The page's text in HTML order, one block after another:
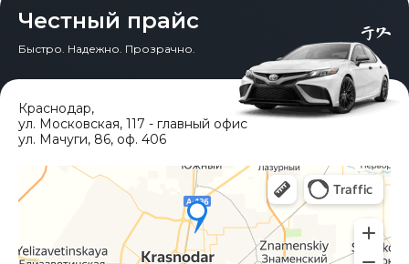
Честный прайс
Быстро. Надежно. Прозрачно.
Краснодар,
ул. Московская, 117 - главный офис
ул. Мачуги, 86, оф. 406